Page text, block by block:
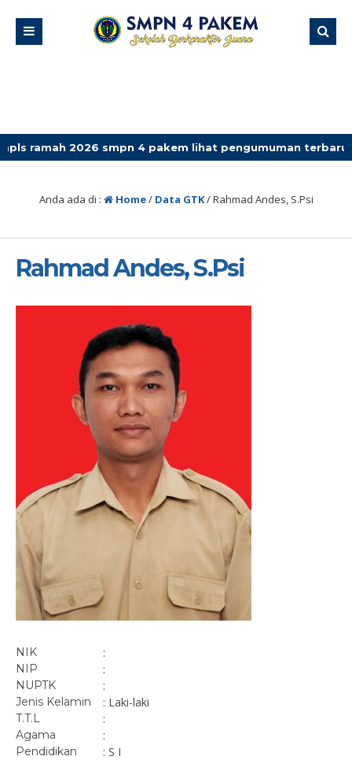
smpn 4 pakem lihat pengumuman terbaru
Anda ada di : Home/ Data GTK/Rahmad Andes, S.Psi
Rahmad Andes, S.Psi
NIK :
NIP :
NUPTK :
Jenis Kelamin : Laki-laki
T.T.L :
Agama :
Pendidikan : S I